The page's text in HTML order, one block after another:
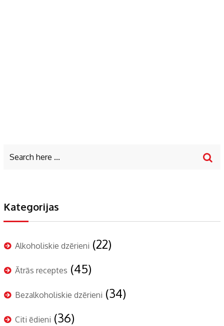
Kategorijas
Alkoholiskie dzērieni (22)
Ātrās receptes (45)
Bezalkoholiskie dzērieni (34)
Citi ēdieni (36)